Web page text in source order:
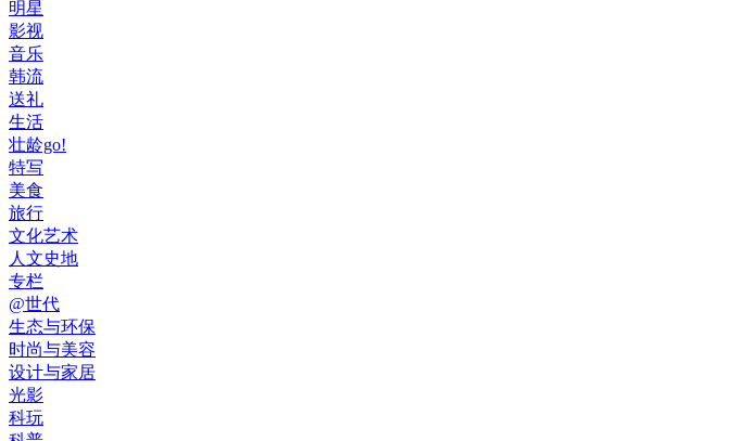
明星
影视
音乐
韩流
送礼
生活
壮龄go!
特写
美食
旅行
文化艺术
人文史地
专栏
@世代
生态与环保
时尚与美容
设计与家居
光影
科玩